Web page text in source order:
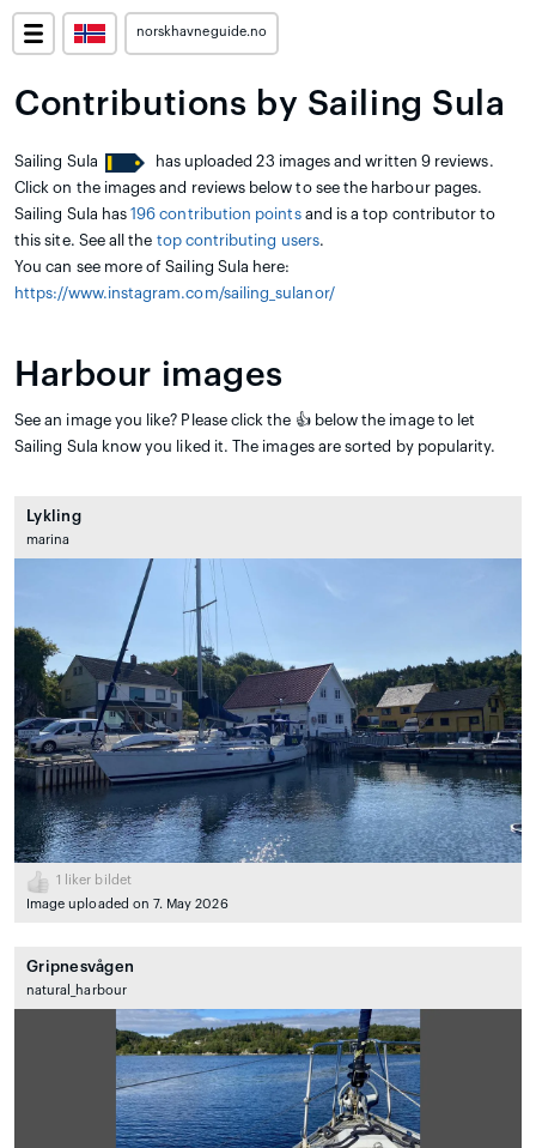
norskhavneguide.no
Contributions by Sailing Sula
Sailing Sula
has uploaded 23 images and written 9 reviews.
Click on the images and reviews below to see the harbour pages.
Sailing Sula has196 contribution pointsand is a top contributor to
this site. See all the top contributing users.
You can see more of Sailing Sula here:
https://www.instagram.com/sailing_sulanor/
Harbour images
See an image you like? Please click the 👍 below the image to let
Sailing Sula know you liked it. The images are sorted by popularity.
Lykling
marina
1
liker bildet
Image uploaded on 7. May 2026
Gripnesvågen
natural_harbour